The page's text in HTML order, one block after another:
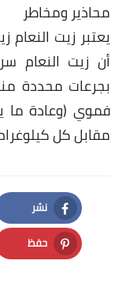
محاذير ومخاطر
يعتبر زيت النعام
أن زيت النعام
بجرعات محددة
فموي (وعادة ما
مقابل كل
نشر
Facebook
حفظ
Pinterest